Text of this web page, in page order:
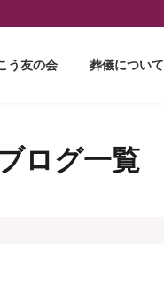
う友の会 葬儀について
ログ一覧